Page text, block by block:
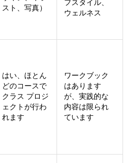
スト、写真）
フスタイル、
ウェルネス
はい、ほとん
どのコースで
クラス プロジ
ェクトが行わ
れます
ワークブック
はあります
が、実践的な
内容は限られ
ています